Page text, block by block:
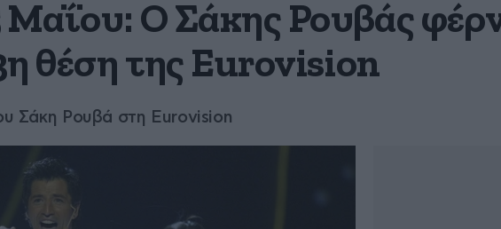
Μαΐου: Ο Σάκης Ρουβάς
θέση της Eurovision
Σάκη Ρουβά στη Eurovision